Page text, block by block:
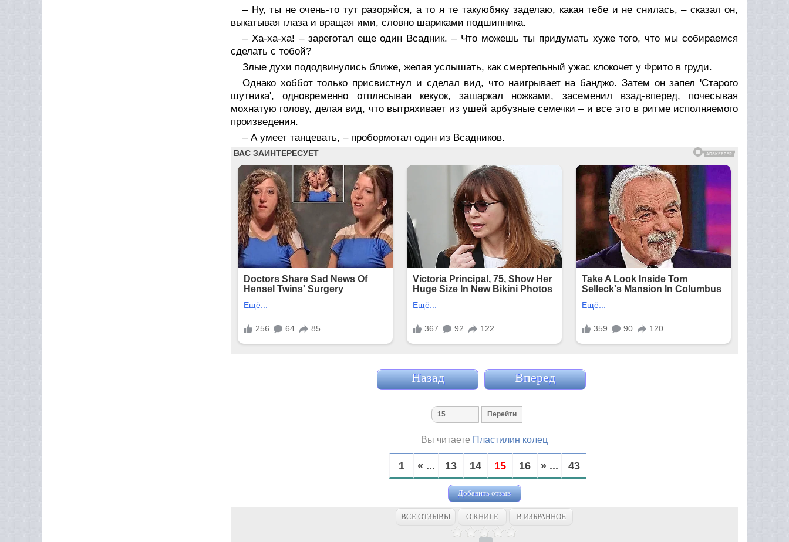
– Ну, ты не очень-то тут разоряйся, а то я те такуюбяку заделаю, какая тебе и не снилась, – сказал он,
выкатывая глаза и вращая ими, словно шариками подшипника.
– Ха-ха-ха! – зареготал еще один Всадник. – Что можешь ты придумать хуже того, что мы собираемся
сделать с тобой?
Злые духи пододвинулись ближе, желая услышать, как смертельный ужас клокочет у Фрито в груди.
Однако хоббот только присвистнул и сделал вид, что наигрывает на банджо. Затем он запел 'Старого
шутника', одновременно отплясывая кекуок, зашаркал ножками, засеменил взад-вперед, почесывая
мохнатую голову, делая вид, что вытряхивает из ушей арбузные семечки – и все это в ритме исполняемого
произведения.
– А умеет танцевать, – пробормотал один из Всадников.
Назад Вперед
Вы читаете Пластилин колец
1 « ... 13 14 15 16 » ... 43
Добавить отзыв
ВСЕ ОТЗЫВЫ О КНИГЕ В ИЗБРАННОЕ